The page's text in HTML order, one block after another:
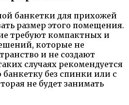
банкетки для прихожей
размер этого помещения.
требуют компактных и
которые не
и не создают
случаях рекомендуется
без спинки или с
не будет занимать